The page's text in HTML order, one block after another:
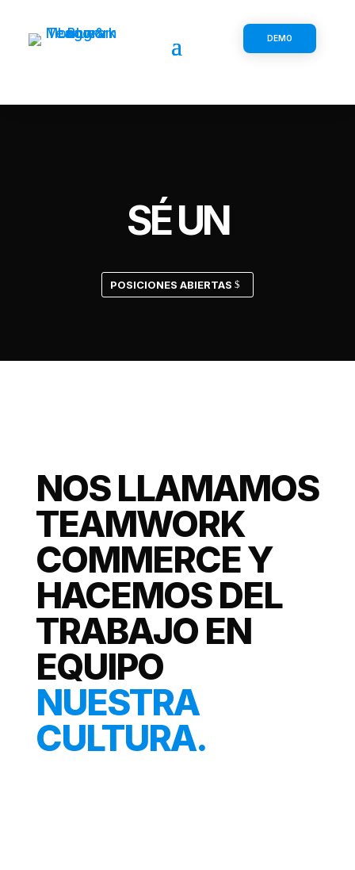
DEMO
SÉ UN
POSICIONES ABIERTAS
NOS LLAMAMOS
TEAMWORK
COMMERCE Y
HACEMOS DEL
TRABAJO EN
EQUIPO
NUESTRA
CULTURA.